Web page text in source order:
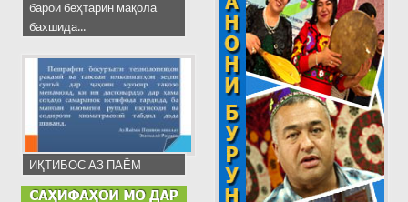
барои беҳтарин мақола
бахшида...
ИҚТИБОС АЗ ПАЁМ